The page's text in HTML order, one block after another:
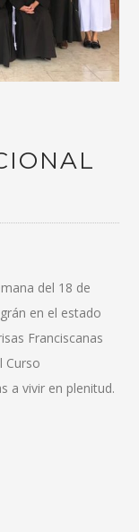
del 18 de
en el estado
Franciscanas
Curso
a vivir en plenitud.